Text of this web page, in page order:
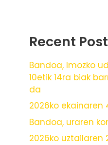
Recent
Bandoa, Imozko
10etik 14ra biak
da
2026ko ekainaren
Bandoa, uraren
2026ko uztailaren